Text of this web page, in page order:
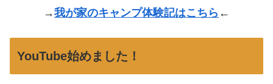
→我が家のキャンプ体験記はこちら ←
YouTube始めました！